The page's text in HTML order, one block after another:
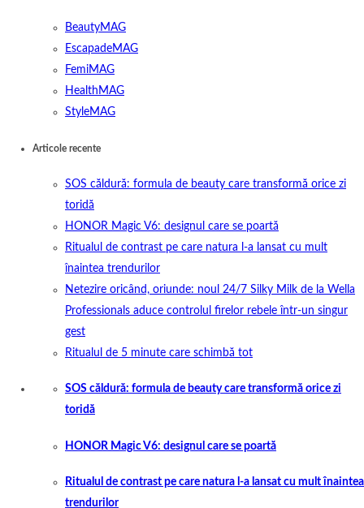
BeautyMAG
EscapadeMAG
FemiMAG
HealthMAG
StyleMAG
Articole recente
SOS căldură: formula de beauty care transformă orice zi
toridă
HONOR Magic V6: designul care se poartă
Ritualul de contrast pe care natura l-a lansat cu mult
înaintea trendurilor
Netezire oricând, oriunde: noul 24/7 Silky Milk de la Wella
Professionals aduce controlul firelor rebele într-un singur
gest
Ritualul de 5 minute care schimbă tot
SOS căldură: formula de beauty care transformă orice zi
toridă
HONOR Magic V6: designul care se poartă
Ritualul de contrast pe care natura l-a lansat cu mult înaintea
trendurilor